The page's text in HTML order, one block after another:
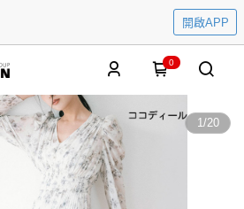
開啟APP
0
1/20